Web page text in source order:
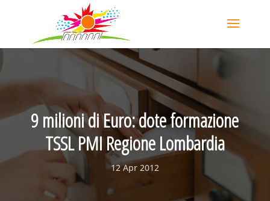
9 milioni di Euro: dote formazione
TSSL PMI Regione Lombardia
12 Apr 2012